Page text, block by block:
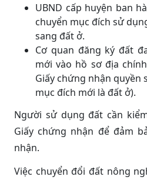
UBND cấp huyện ban
chuyển mục đích sử
sang đất ở.
Cơ quan đăng ký đất
mới vào hồ sơ địa
Giấy chứng nhận quyền
mục đích mới là đất ở).
Người sử dụng đất cần
Giấy chứng nhận để đảm
nhận.
Việc chuyển đổi đất nông